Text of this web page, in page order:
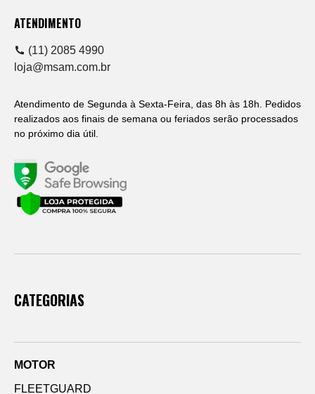
ATENDIMENTO
(11) 2085 4990
loja@msam.com.br
Atendimento de Segunda à Sexta-Feira, das 8h às 18h. Pedidos
realizados aos finais de semana ou feriados serão processados
no próximo dia útil.
CATEGORIAS
MOTOR
FLEETGUARD